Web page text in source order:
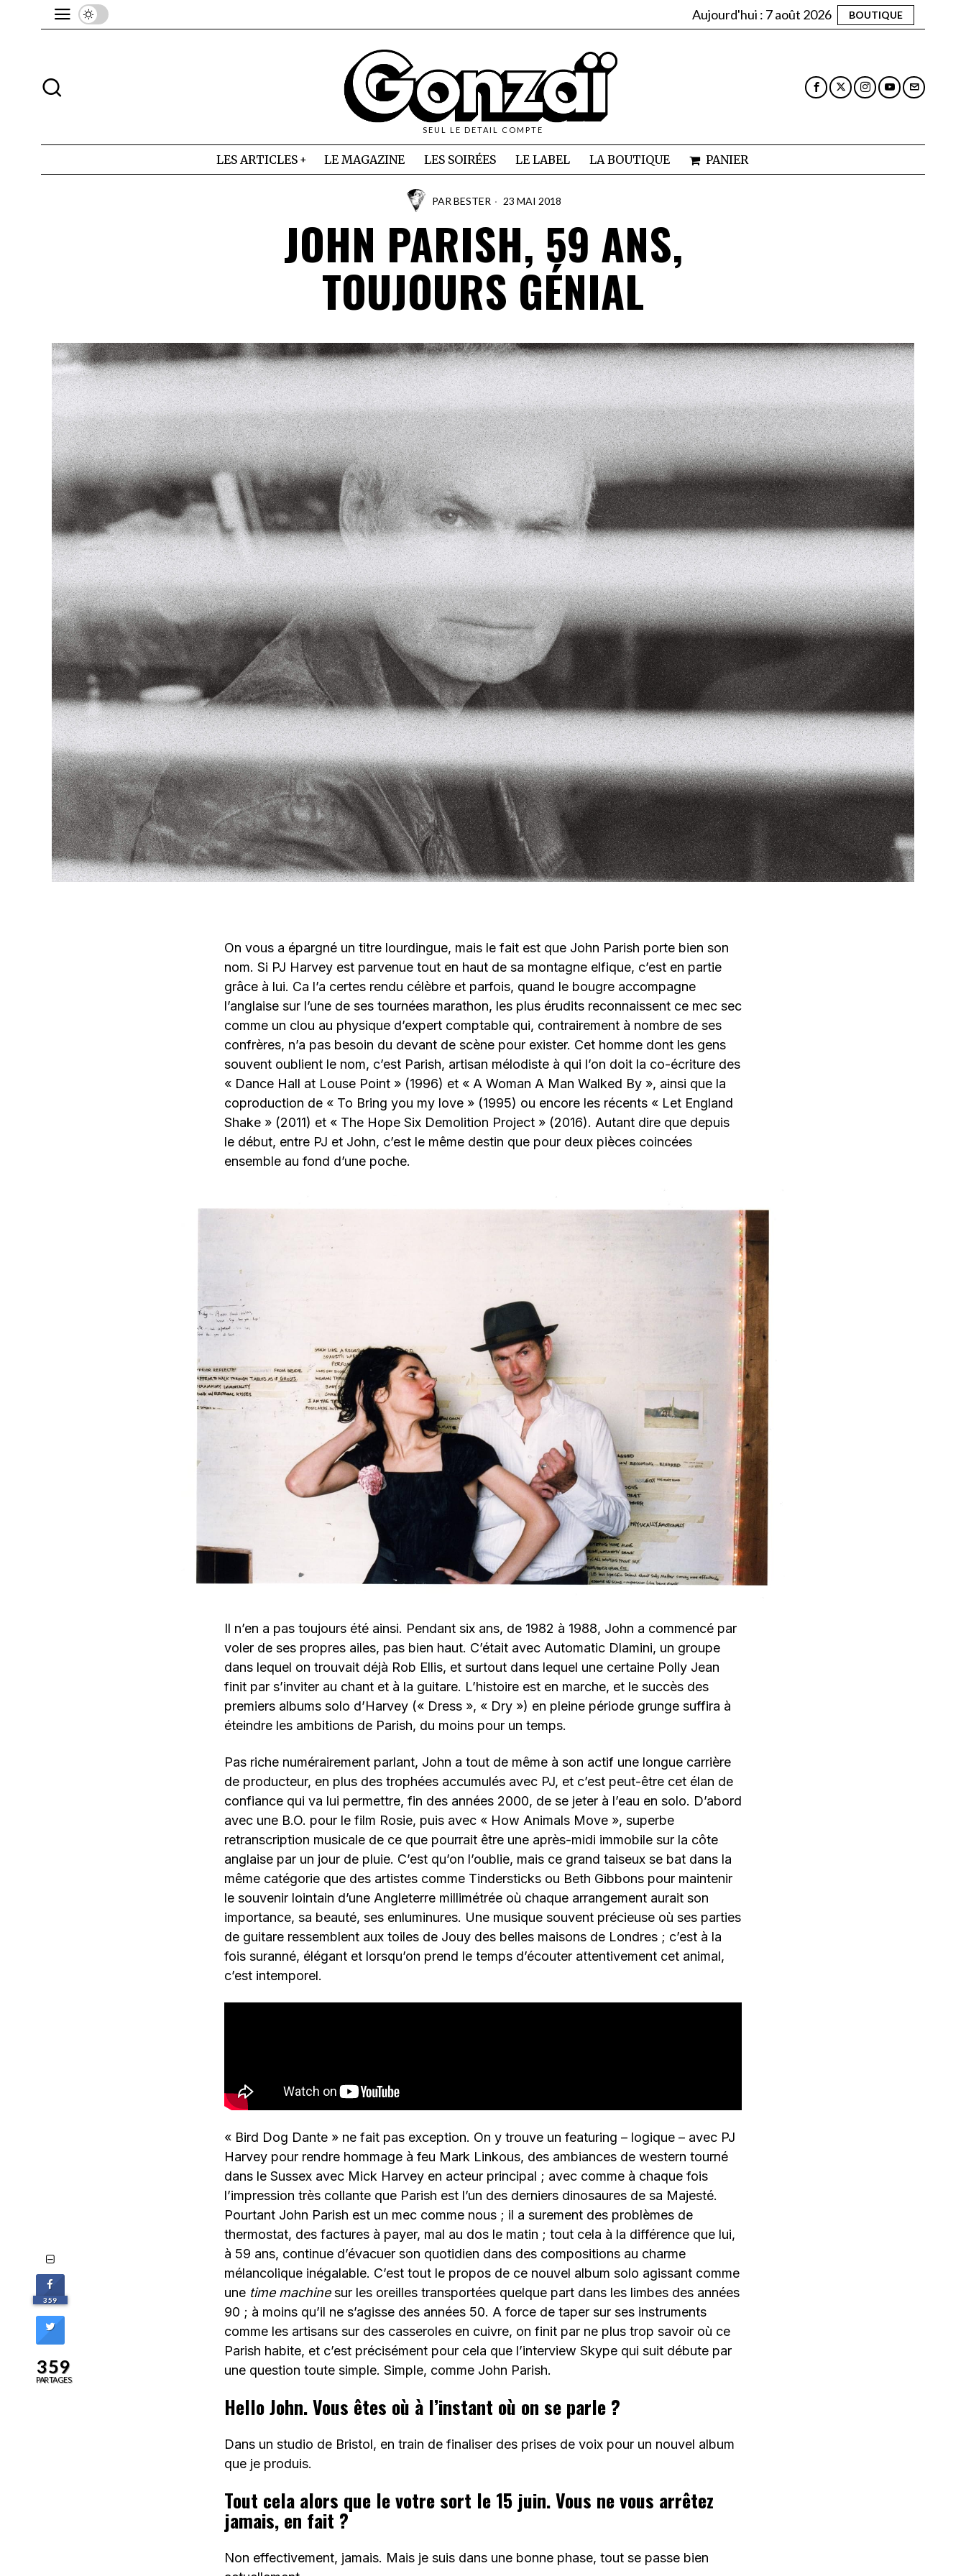
Aujourd'hui : 7 août 2026 BOUTIQUE
SEUL LE DETAIL COMPTE
LES ARTICLES LE MAGAZINE LES SOIRÉES LE LABEL LA BOUTIQUE PANIER
PAR BESTER 23 MAI 2018
JOHN PARISH, 59 ANS,
TOUJOURS GÉNIAL
On vous a épargné un titre lourdingue, mais le fait est que John Parish porte bien son
nom. Si PJ Harvey est parvenue tout en haut de sa montagne elfique, c’est en partie
grâce à lui. Ca l’a certes rendu célèbre et parfois, quand le bougre accompagne
l’anglaise sur l’une de ses tournées marathon, les plus érudits reconnaissent ce mec sec
comme un clou au physique d’expert comptable qui, contrairement à nombre de ses
confrères, n’a pas besoin du devant de scène pour exister. Cet homme dont les gens
souvent oublient le nom, c’est Parish, artisan mélodiste à qui l’on doit la co-écriture des
« Dance Hall at Louse Point » (1996) et « A Woman A Man Walked By », ainsi que la
coproduction de « To Bring you my love » (1995) ou encore les récents « Let England
Shake » (2011) et « The Hope Six Demolition Project » (2016). Autant dire que depuis
le début, entre PJ et John, c’est le même destin que pour deux pièces coincées
ensemble au fond d’une poche.
Il n’en a pas toujours été ainsi. Pendant six ans, de 1982 à 1988, John a commencé par
voler de ses propres ailes, pas bien haut. C’était avec Automatic Dlamini, un groupe
dans lequel on trouvait déjà Rob Ellis, et surtout dans lequel une certaine Polly Jean
finit par s’inviter au chant et à la guitare. L’histoire est en marche, et le succès des
premiers albums solo d’Harvey (« Dress », « Dry ») en pleine période grunge suffira à
éteindre les ambitions de Parish, du moins pour un temps.
Pas riche numérairement parlant, John a tout de même à son actif une longue carrière
de producteur, en plus des trophées accumulés avec PJ, et c’est peut-être cet élan de
confiance qui va lui permettre, fin des années 2000, de se jeter à l’eau en solo. D’abord
avec une B.O. pour le film Rosie, puis avec « How Animals Move », superbe
retranscription musicale de ce que pourrait être une après-midi immobile sur la côte
anglaise par un jour de pluie. C’est qu’on l’oublie, mais ce grand taiseux se bat dans la
même catégorie que des artistes comme Tindersticks ou Beth Gibbons pour maintenir
le souvenir lointain d’une Angleterre millimétrée où chaque arrangement aurait son
importance, sa beauté, ses enluminures. Une musique souvent précieuse où ses parties
de guitare ressemblent aux toiles de Jouy des belles maisons de Londres ; c’est à la
fois suranné, élégant et lorsqu’on prend le temps d’écouter attentivement cet animal,
c’est intemporel.
« Bird Dog Dante » ne fait pas exception. On y trouve un featuring – logique – avec PJ
Harvey pour rendre hommage à feu Mark Linkous, des ambiances de western tourné
dans le Sussex avec Mick Harvey en acteur principal ; avec comme à chaque fois
l’impression très collante que Parish est l’un des derniers dinosaures de sa Majesté.
Pourtant John Parish est un mec comme nous ; il a surement des problèmes de
thermostat, des factures à payer, mal au dos le matin ; tout cela à la différence que lui,
à 59 ans, continue d’évacuer son quotidien dans des compositions au charme
mélancolique inégalable. C’est tout le propos de ce nouvel album solo agissant comme
une time machinesur les oreilles transportées quelque part dans les limbes des années
90 ; à moins qu’il ne s’agisse des années 50. A force de taper sur ses instruments
comme les artisans sur des casseroles en cuivre, on finit par ne plus trop savoir où ce
Parish habite, et c’est précisément pour cela que l’interview Skype qui suit débute par
une question toute simple. Simple, comme John Parish.
Hello John. Vous êtes où à l’instant où on se parle ?
Dans un studio de Bristol, en train de finaliser des prises de voix pour un nouvel album
que je produis.
Tout cela alors que le votre sort le 15 juin. Vous ne vous arrêtez
jamais, en fait ?
Non effectivement, jamais. Mais je suis dans une bonne phase, tout se passe bien
359
359
PARTAGES